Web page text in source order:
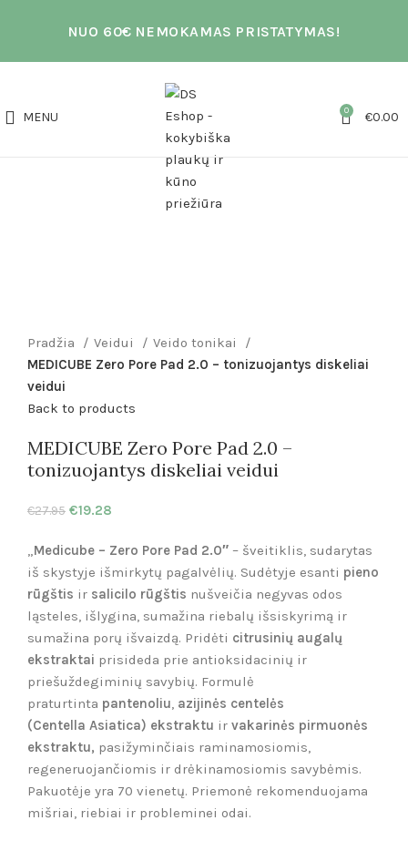
NUO 60€ NEMOKAMAS PRISTATYMAS!
MENU 0 €0.00
Pradžia Veidui
Veido tonikai
MEDICUBE Zero Pore Pad 2.0 – tonizuojantys diskeliai
veidui
Back to products
MEDICUBE Zero Pore Pad 2.0 –
tonizuojantys diskeliai veidui
€27.95 €19.28
„Medicube – Zero Pore Pad 2.0″ – šveitiklis, sudarytas
iš skystyje išmirkytų pagalvėlių. Sudėtyje esanti pieno
rūgštis ir salicilo rūgštis nušveičia negyvas odos
ląsteles, išlygina, sumažina riebalų išsiskyrimą ir
sumažina porų išvaizdą. Pridėti citrusinių augalų
ekstraktai prisideda prie antioksidacinių ir
priešuždegiminių savybių. Formulė
praturtinta pantenoliu, azijinės centelės
(Centella Asiatica) ekstraktu ir vakarinės pirmuonės
ekstraktu, pasižyminčiais raminamosiomis,
regeneruojančiomis ir drėkinamosiomis savybėmis.
Pakuotėje yra 70 vienetų. Priemonė rekomenduojama
mišriai, riebiai ir probleminei odai.